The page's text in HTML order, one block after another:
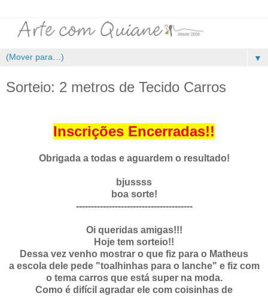
▼
Sorteio: 2 metros de Tecido Carros
Inscrições Encerradas!!
Obrigada a todas e aguardem o resultado!
bjussss
boa sorte!
---------------------------------------
Oi queridas amigas!!!
Hoje tem sorteio!!
Dessa vez venho mostrar o que fiz para o Matheus
a escola dele pede "toalhinhas para o lanche" e fiz com
o tema carros que está super na moda.
Como é difícil agradar ele com coisinhas de